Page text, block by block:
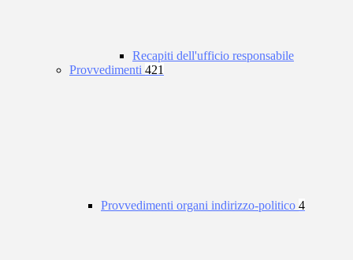
Recapiti dell'ufficio responsabile
Provvedimenti 421
Provvedimenti organi indirizzo-politico 4